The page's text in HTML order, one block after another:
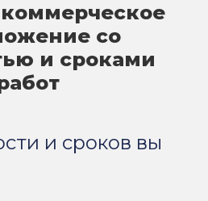
со
и сроками
и сроков вы